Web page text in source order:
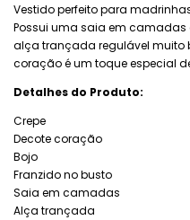
Vestido perfeito para
Possui uma saia em
alça trançada regulável muito
coração é um toque especial
Detalhes do Produto:
Crepe
Decote coração
Bojo
Franzido no busto
Saia em camadas
Alça trançada